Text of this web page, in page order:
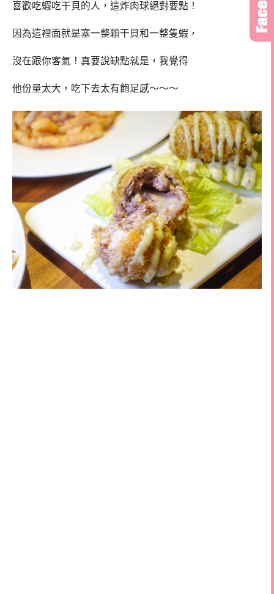
喜歡吃蝦吃干貝的人，這炸肉球絕對要點！
因為這裡面就是塞一整顆干貝和一整隻蝦，
沒在跟你客氣！真要說缺點就是，我覺得
他份量太大，吃下去太有飽足感～～～